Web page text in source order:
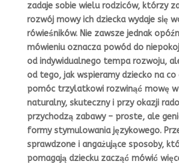
zadaje sobie wielu rodziców, którzy
rozwój mowy ich dziecka wydaje się
rówieśników. Nie zawsze jednak
mówieniu oznacza powód do
od indywidualnego tempa rozwoju,
od tego, jak wspieramy dziecko na co
pomóc trzylatkowi rozwinąć mowę
naturalny, skuteczny i przy okazji
przychodzą zabawy – proste, ale
formy stymulowania językowego.
sprawdzone i angażujące sposoby,
pomagają dziecku zacząć mówić